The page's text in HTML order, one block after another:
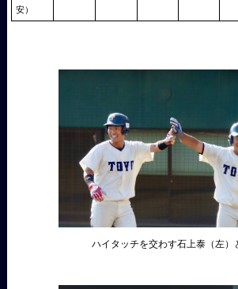
安）
ハイタッチを交わす石上泰（左）